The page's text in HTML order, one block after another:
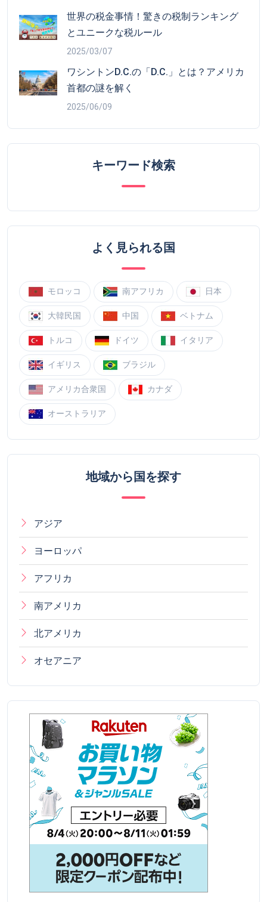
世界の税金事情！驚きの税制ランキング
とユニークな税ルール
2025/03/07
ワシントンD.C.の「D.C.」とは？アメリカ
首都の謎を解く
2025/06/09
キーワード検索
よく見られる国
モロッコ 南アフリカ 日本
大韓民国 中国 ベトナム
トルコ ドイツ イタリア
イギリス ブラジル
アメリカ合衆国 カナダ
オーストラリア
地域から国を探す
アジア
ヨーロッパ
アフリカ
南アメリカ
北アメリカ
オセアニア